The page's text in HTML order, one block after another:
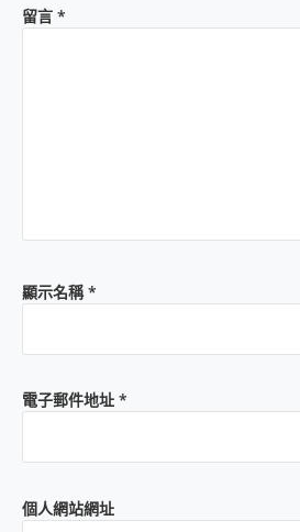
留言 *
顯示名稱*
電子郵件地址 *
個人網站網址